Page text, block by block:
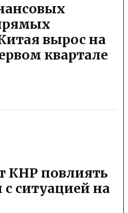
вырос на
квартале
КНР повлиять
с ситуацией на